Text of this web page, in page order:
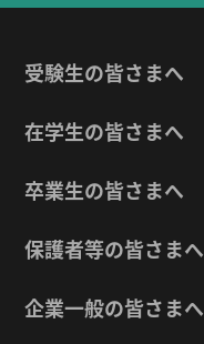
受験生の皆さまへ
在学生の皆さまへ
卒業生の皆さまへ
保護者等の皆さまへ
企業一般の皆さまへ